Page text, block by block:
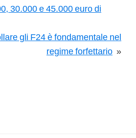
30.000 e 45.000 euro di
gli F24 è fondamentale nel
regime forfettario »